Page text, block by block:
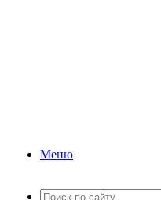
Меню